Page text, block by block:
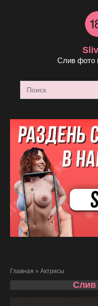
Слив фото
Search
for:
Главная » Актрисы
Слив